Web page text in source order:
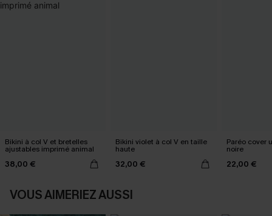
Bikini à col V et bretelles
ajustables imprimé animal
38,00 €
Bikini violet à col V en taille
haute
32,00 €
Paréo cover
noire
22,00 €
VOUS AIMERIEZ AUSSI